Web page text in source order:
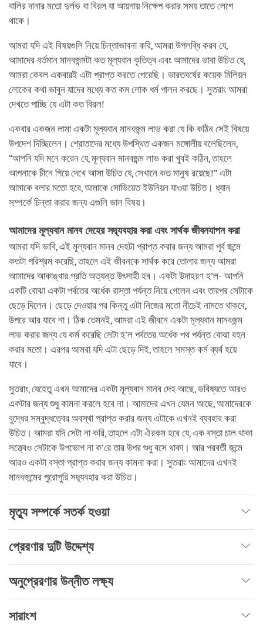
বালির দানার মতো দুর্লভ বা বিরল যা আয়নায় নিক্ষেপ করার সময় তাতে লেগে
থাকে।
আমরা যদি এই বিষয়গুলি নিয়ে চিন্তাভাবনা করি, আমরা উপলব্ধি করব যে,
আমাদের বর্তমান মানবজন্মটা কত মূল্যবান কৃতিত্ব এবং আমাদের ভাবা উচিত যে,
আমরা কেবল একবারই এটা প্রাপ্ত করতে পেরেছি। ভারতবর্ষের কয়েক মিলিয়ন
লোকের কথা ভাবুন যাদের মধ্যে কত কম লোক ধর্ম পালন করছে। সুতরাং আমরা
দেখতে পাচ্ছি যে এটা কত বিরল!
একবার একজন লামা একটা মূল্যবান মানবজন্ম লাভ করা যে কি কঠিন সেই বিষয়ে
উপদেশ দিচ্ছিলেন। শ্রোতাদের মধ্যে উপস্থিত একজন মঙ্গোলীয় বলেছিলেন,
“আপনি যদি মনে করেন যে, মূল্যবান মানবজন্ম লাভ করা খুবই কঠিন, তাহলে
আপনাকে চীনে গিয়ে দেখে আসা উচিত যে, সেখানে কত মানুষ রয়েছে!” এটা
আমাকে বলার মতো হবে, আমাকে সোভিয়েত ইউনিয়ন যাওয়া উচিত। ধ্যান
সম্পর্কে চিন্তা করার জন্য এগুলি ভাল বিষয়।
আমাদের মূল্যবান মানব দেহের সদ্ব্যবহার করা এবং সার্থক জীবনযাপন করা
আমরা যদি ভাবি, এই মূল্যবান মানব দেহটা প্রাপ্ত করার জন্য আমরা পূর্ব জন্মে
কতটা পরিশ্রম করেছি, তাহলে এই জীবনকে সার্থক করে তোলার জন্য আমরা
আমাদের আকাঙ্খার প্রতি অত্যন্ত উৎসাহী হব। একটা উদাহরণ হ’ল- আপনি
একটি বোঝা একটা পর্বতের অর্ধেক রাস্তা পর্যন্ত নিয়ে গেলেন এবং তারপর সেটাকে
ছেড়ে দিলেন। ছেড়ে দেওয়ার পর কিন্তু এটা নিজের মতো নীচেই নামতে থাকবে,
উপরে আর যাবে না। ঠিক তেমনই, আমরা এই জীবনে একটা মূল্যবান মানবজন্ম
লাভ করার জন্য যে কর্ম করেছি সেটা হ’ল পর্বতের অর্ধেক পথ পর্যন্ত বোঝা বহন
করার মতো। এরপর আমরা যদি এটা ছেড়ে দিই, তাহলে সমস্ত কর্ম ব্যর্থ হয়ে
যাবে।
সুতরাং, যেহেতু এখন আমাদের একটা মূল্যবান মানব দেহ আছে, ভবিষ্যতে আরও
একটার জন্য শুধু কামনা করলে হবে না। আমাদের এখন যেমন আছে, আমাদেরকে
বুদ্ধের সম্বুদ্ধত্বের অবস্থা প্রাপ্ত করার জন্য এটাকে এখনই ব্যবহার করা
উচিত। আমরা যদি সেটা না করি, তাহলে এটা ঐরকম হবে যে, এক বস্তা চাল থাকা
সত্ত্বেও সেটাকে উপভোগ না ক’রে তার উপর শুধু বসে থাকা। আর পরবর্তী জন্মে
আরও একটা বস্তা প্রাপ্ত করার জন্য কামনা করা। সুতরাং আমাদের এখনই
মানবজন্মের পুরোপুরি সদ্ব্যবহার করা উচিত।
মৃত্যু সম্পর্কে সতর্ক হওয়া
প্রেরণার দুটি উদ্দেশ্য
অনুপ্রেরণার উন্নীত লক্ষ্য
সারাংশ